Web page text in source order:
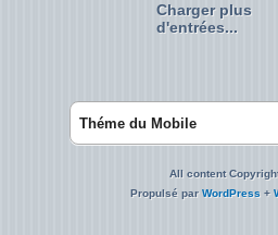
Charger plus
d'entrées...
Théme du Mobile
All content
Propulsé parWordPress +